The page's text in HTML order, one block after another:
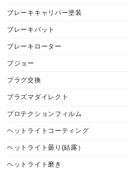
ブレーキキャリパー塗装
ブレーキパット
ブレーキローター
プジョー
プラグ交換
プラズマダイレクト
プロテクションフィルム
ヘットライトコーティング
ヘットライト曇り(結露）
ヘットライト磨き